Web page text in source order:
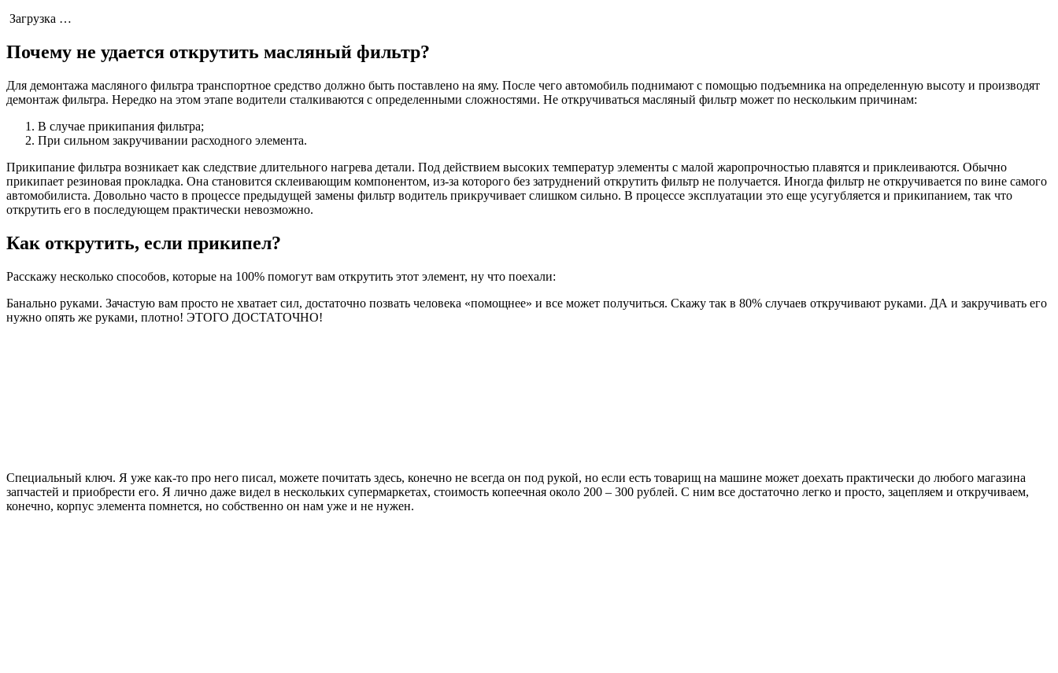
Загрузка …
Почему не удается открутить масляный фильтр?
Для демонтажа масляного фильтра транспортное средство должно быть поставлено на яму. После чего автомобиль поднимают с помощью подъемника на определенную высоту и производят
демонтаж фильтра. Нередко на этом этапе водители сталкиваются с определенными сложностями. Не откручиваться масляный фильтр может по нескольким причинам:
В случае прикипания фильтра;
При сильном закручивании расходного элемента.
Прикипание фильтра возникает как следствие длительного нагрева детали. Под действием высоких температур элементы с малой жаропрочностью плавятся и приклеиваются. Обычно
прикипает резиновая прокладка. Она становится склеивающим компонентом, из-за которого без затруднений открутить фильтр не получается. Иногда фильтр не откручивается по вине самого
автомобилиста. Довольно часто в процессе предыдущей замены фильтр водитель прикручивает слишком сильно. В процессе эксплуатации это еще усугубляется и прикипанием, так что
открутить его в последующем практически невозможно.
Как открутить, если прикипел?
Расскажу несколько способов, которые на 100% помогут вам открутить этот элемент, ну что поехали:
Банально руками. Зачастую вам просто не хватает сил, достаточно позвать человека «помощнее» и все может получиться. Скажу так в 80% случаев откручивают руками. ДА и закручивать его
нужно опять же руками, плотно! ЭТОГО ДОСТАТОЧНО!
Специальный ключ. Я уже как-то про него писал, можете почитать здесь, конечно не всегда он под рукой, но если есть товарищ на машине может доехать практически до любого магазина
запчастей и приобрести его. Я лично даже видел в нескольких супермаркетах, стоимость копеечная около 200 – 300 рублей. С ним все достаточно легко и просто, зацепляем и откручиваем,
конечно, корпус элемента помнется, но собственно он нам уже и не нужен.